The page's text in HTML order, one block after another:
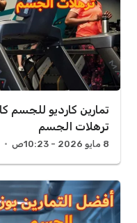
ترهلات الجسم
8 مايو 2026 - 10:23ص